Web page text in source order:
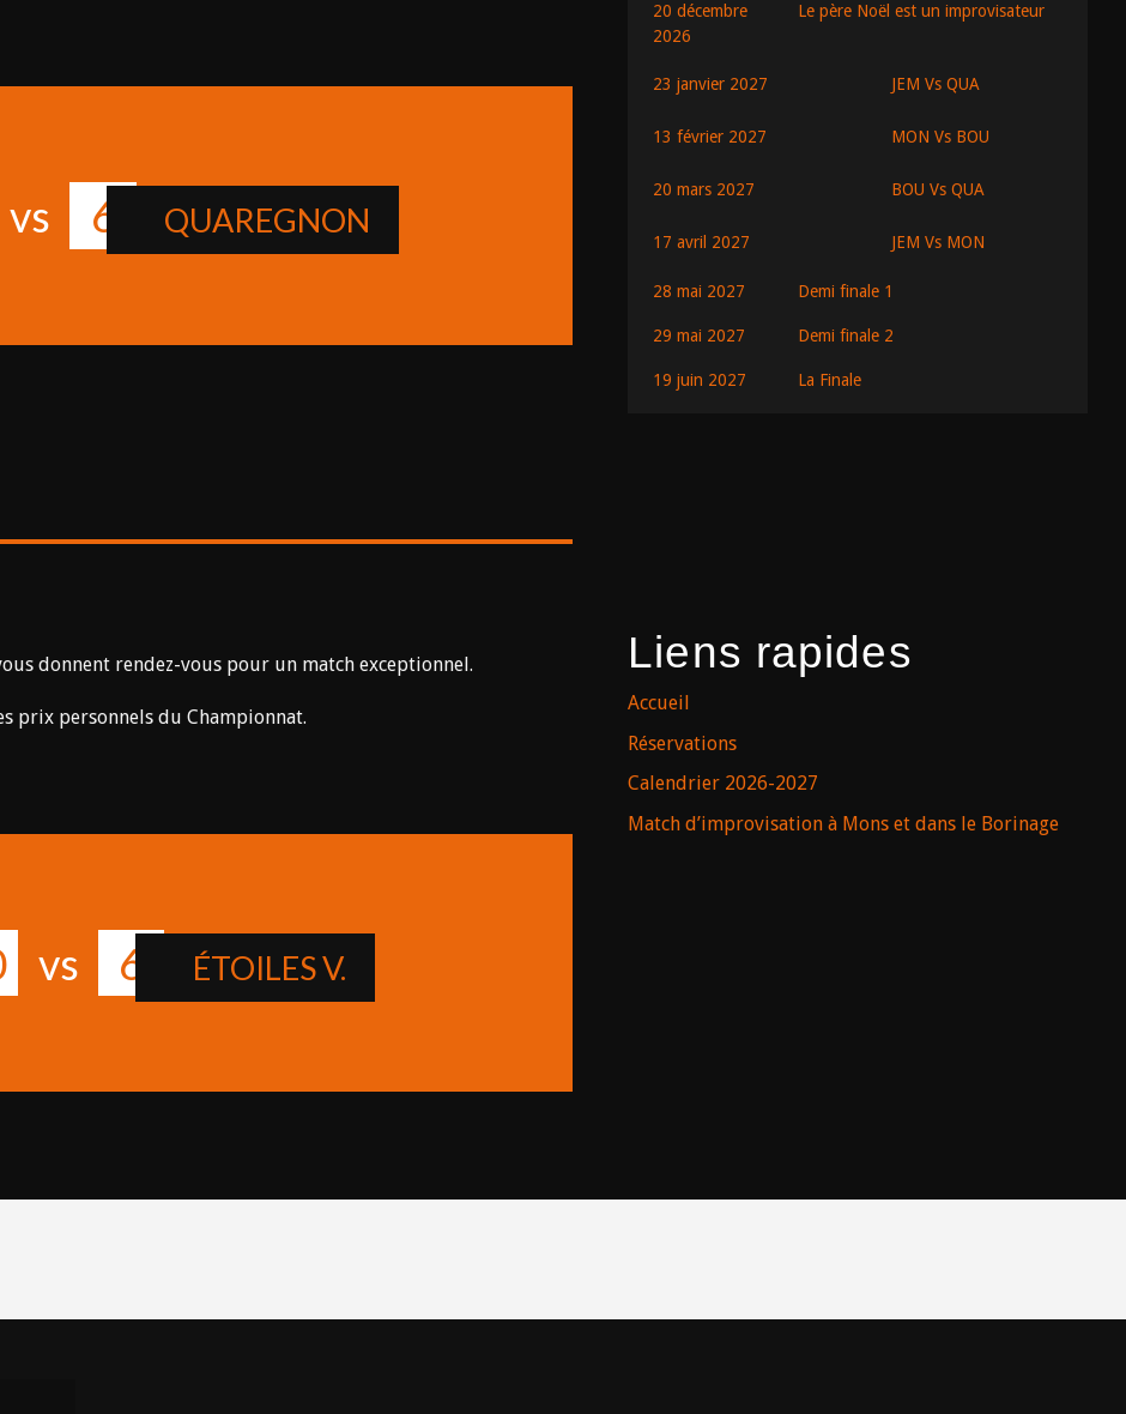
vs 6 QUAREGNON
donnent rendez-vous pour un match exceptionnel.
prix personnels du Championnat.
vs 6 ÉTOILES V.
20 décembre
2026
Le père Noël est un improvisateur
23 janvier 2027 JEM Vs QUA
13 février 2027 MON Vs BOU
20 mars 2027 BOU Vs QUA
17 avril 2027 JEM Vs MON
28 mai 2027 Demi finale 1
29 mai 2027 Demi finale 2
19 juin 2027 La Finale
Liens rapides
Accueil
Réservations
Calendrier 2026-2027
Match d’improvisation à Mons et dans le Borinage